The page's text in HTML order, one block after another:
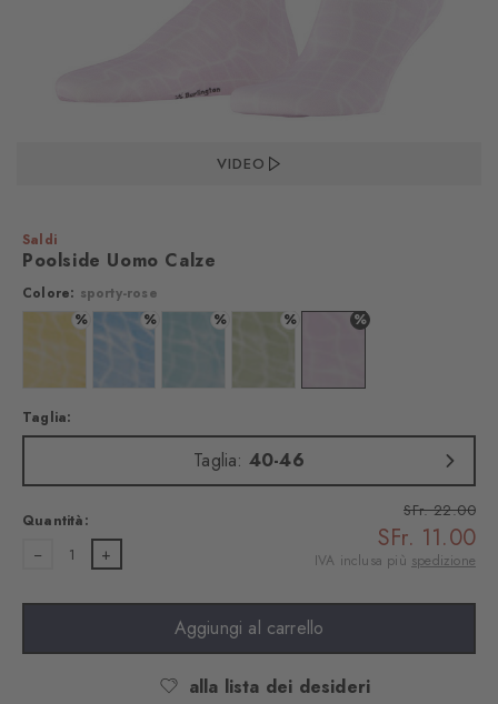
VIDEO
Saldi
Poolside Uomo Calze
Colore: sporty-rose
%
%
%
%
%
Taglia:
Taglia: 40-46
Quantità:
1
SFr. 22.00
SFr. 11.00
IVA inclusa più spedizione
Aggiungi al carrello
alla lista dei desideri